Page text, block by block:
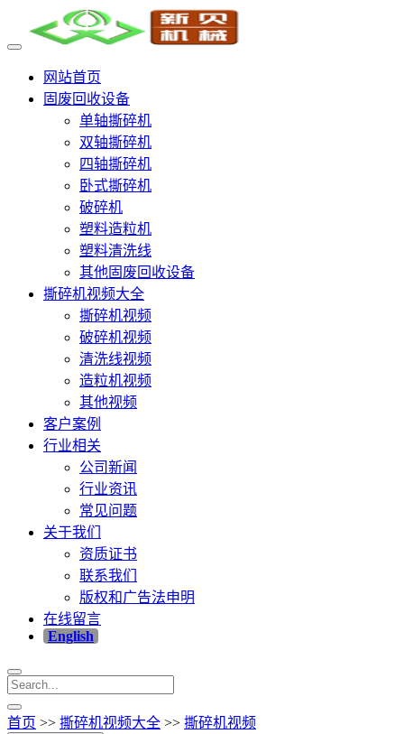
网站首页
固废回收设备
单轴撕碎机
双轴撕碎机
四轴撕碎机
卧式撕碎机
破碎机
塑料造粒机
塑料清洗线
其他固废回收设备
撕碎机视频大全
撕碎机视频
破碎机视频
清洗线视频
造粒机视频
其他视频
客户案例
行业相关
公司新闻
行业资讯
常见问题
关于我们
资质证书
联系我们
版权和广告法申明
在线留言
English
首页 >> 撕碎机视频大全 >> 撕碎机视频